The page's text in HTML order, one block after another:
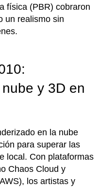
física (PBR) cobraron
un realismo sin
y 3D en
en la nube
para superar las
local. Con plataformas
Chaos Cloud y
los artistas y